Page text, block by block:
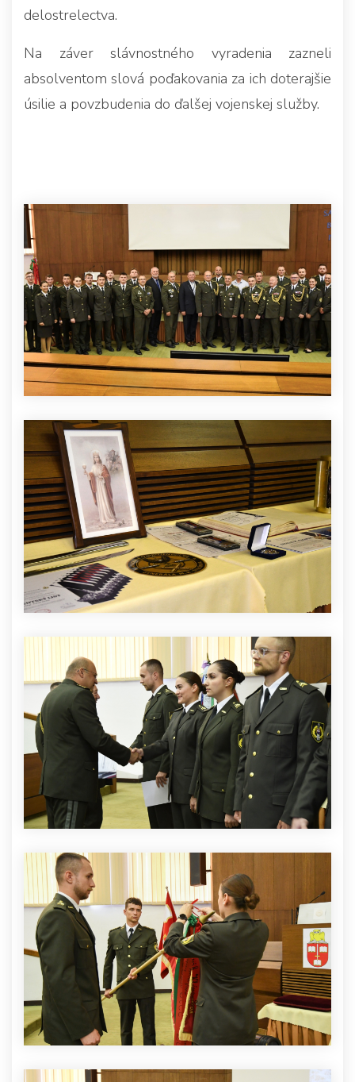
delostrelectva.
Na záver slávnostného vyradenia zazneli
absolventom slová poďakovania za ich doterajšie
úsilie a povzbudenia do ďalšej vojenskej služby.